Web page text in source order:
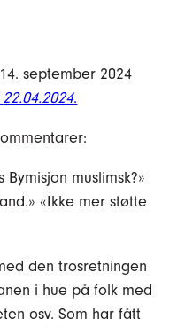
september 2024
22.04.2024.
Bymisjon muslimsk?»
«Ikke mer støtte
den trosretningen
i hue på folk med
osv. Som har fått